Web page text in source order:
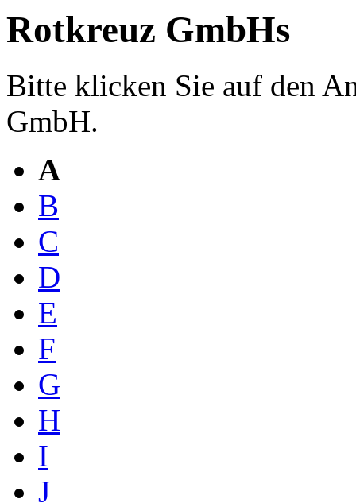
Rotkreuz GmbHs
Bitte klicken Sie auf den
GmbH.
A
B
C
D
E
F
G
H
I
J